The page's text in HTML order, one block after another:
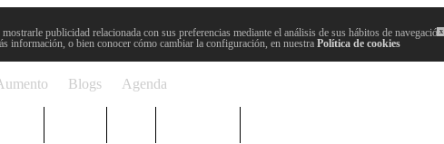
x
publicidad relacionada con sus preferencias mediante el análisis de sus hábitos de navegación.
información, o bien conocer cómo cambiar la configuración, en nuestra Política de cookies
Blogs Agenda